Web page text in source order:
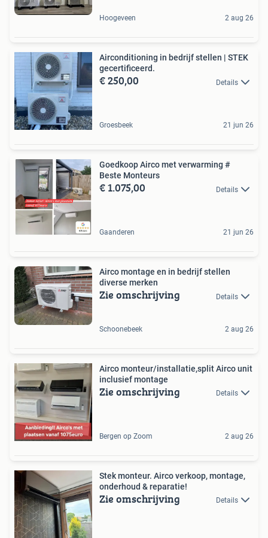
Hoogeveen 2 aug 26
Airconditioning in bedrijf stellen | STEK
gecertificeerd.
€ 250,00 Details
Groesbeek 21 jun 26
Goedkoop Airco met verwarming #
Beste Monteurs
€ 1.075,00 Details
Gaanderen 21 jun 26
Airco montage en in bedrijf stellen
diverse merken
Zie omschrijving Details
Schoonebeek 2 aug 26
Airco monteur/installatie,split Airco unit
inclusief montage
Zie omschrijving Details
Bergen op Zoom 2 aug 26
Stek monteur. Airco verkoop, montage,
onderhoud & reparatie!
Zie omschrijving Details